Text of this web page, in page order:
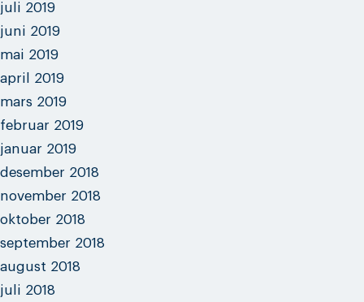
juli 2019
juni 2019
mai 2019
april 2019
mars 2019
februar 2019
januar 2019
desember 2018
november 2018
oktober 2018
september 2018
august 2018
juli 2018